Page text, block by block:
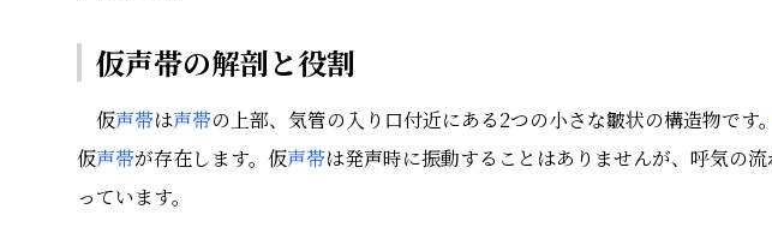
仮声帯の解剖と役割
仮声帯は声帯の上部、気管の入り口付近にある2つの小さな皺状の構造物です。
仮声帯が存在します。仮声帯は発声時に振動することはありませんが、呼気の
っています。